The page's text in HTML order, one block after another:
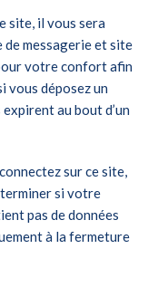
site, il vous sera
de messagerie et site
votre confort afin
vous déposez un
au bout d’un
sur ce site,
si votre
pas de données
à la fermeture